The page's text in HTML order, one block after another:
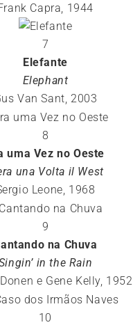
Capra, 1944
7
Elefante
Elephant
Van Sant, 2003
8
uma Vez no Oeste
una Volta il West
Leone, 1968
9
na Chuva
in the Rain
e Gene Kelly, 1952
10